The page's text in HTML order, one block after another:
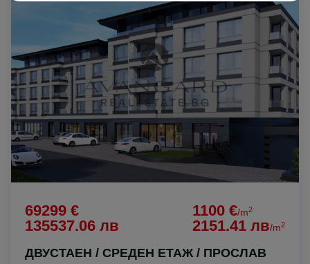
69299 €
135537.06 лв
1100 €/m2
2151.41 лв/m2
ДВУСТАЕН / СРЕДЕН ЕТАЖ / ПРОСЛАВ